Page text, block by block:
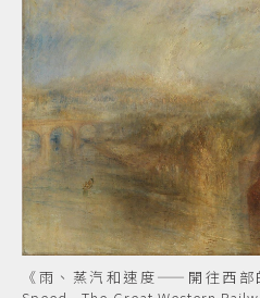
《雨、蒸汽和速度——開往西部